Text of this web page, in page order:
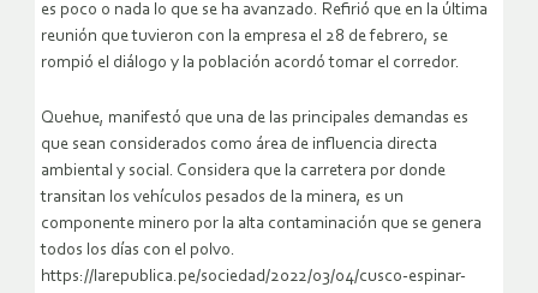
es poco o nada lo que se ha avanzado. Refirió que en la última
reunión que tuvieron con la empresa el 28 de febrero, se
rompió el diálogo y la población acordó tomar el corredor.
Quehue, manifestó que una de las principales demandas es
que sean considerados como área de influencia directa
ambiental y social. Considera que la carretera por donde
transitan los vehículos pesados de la minera, es un
componente minero por la alta contaminación que se genera
todos los días con el polvo.
https://larepublica.pe/sociedad/2022/03/04/cusco-espinar-